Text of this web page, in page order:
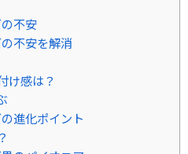
不安
不安を解消
け感は？
進化ポイント